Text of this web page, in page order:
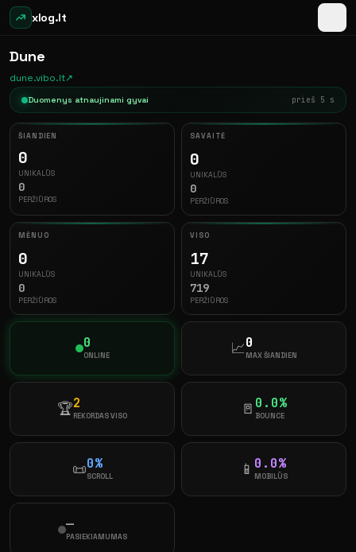
xlog.lt
Dune
dune.vibo.lt↗
Duomenys atnaujinami gyvai prieš 5 s
ŠIANDIEN
0
UNIKALŪS
0
PERŽIŪROS
SAVAITĖ
0
UNIKALŪS
0
PERŽIŪROS
MĖNUO
0
UNIKALŪS
0
PERŽIŪROS
VISO
17
UNIKALŪS
719
PERŽIŪROS
0
ONLINE 📈0
MAX ŠIANDIEN
🏆2
REKORDAS VISO 🚪 0.0%
BOUNCE
📜0%
SCROLL 📱 0.0%
MOBILŪS
—
PASIEKIAMUMAS